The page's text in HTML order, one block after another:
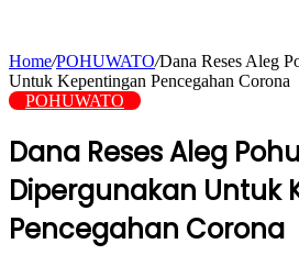
Home/POHUWATO/Dana Reses Aleg
Untuk Kepentingan Pencegahan Corona
POHUWATO
Dana Reses Aleg
Dipergunakan Untuk
Pencegahan Corona